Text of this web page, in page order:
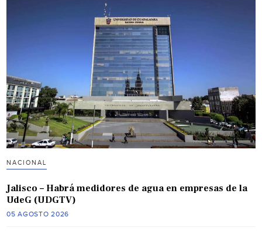
NACIONAL
Jalisco – Habrá medidores de agua en empresas de la
UdeG (UDGTV)
05 AGOSTO 2026